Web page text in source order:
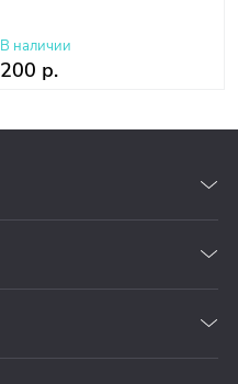
В наличии
200 р.